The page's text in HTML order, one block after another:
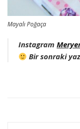
Mayalı Poğaça
Instagram
Bir sonraki